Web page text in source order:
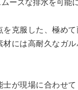
ーズな排水を可能
を克服した、極め
材には高耐久なガ
士が現場に合わせ